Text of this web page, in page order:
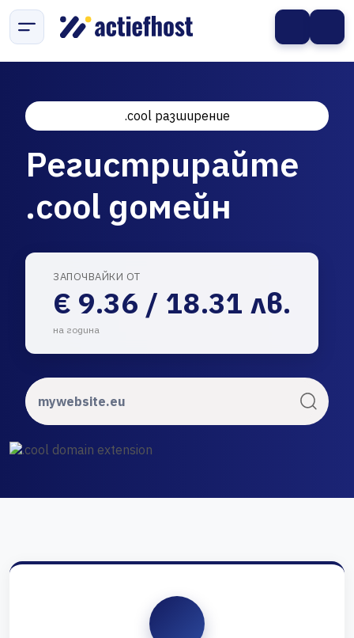
.cool разширение
Регистрирайте
.cool домейн
ЗАПОЧВАЙКИ ОТ
€ 9.36 / 18.31 лв.
на година